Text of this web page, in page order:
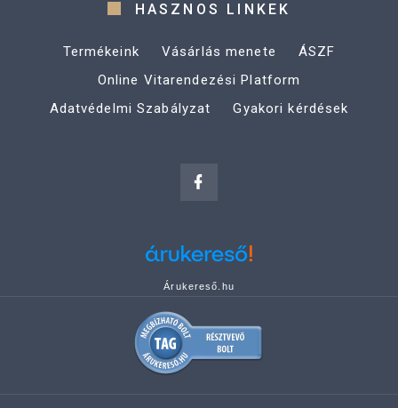
HASZNOS LINKEK
Termékeink Vásárlás menete
ÁSZF
Online Vitarendezési Platform
Adatvédelmi Szabályzat
Gyakori kérdések
Árukereső.hu